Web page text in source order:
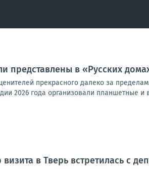
представлены в «Русских
прекрасного далеко за
2026 года организовали планшетные и
в Тверь встретилась с